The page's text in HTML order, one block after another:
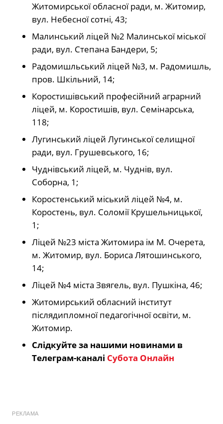
Житомирської обласної ради, м. Житомир,
вул. Небесної сотні, 43;
Малинський ліцей №2 Малинської міської
ради, вул. Степана Бандери, 5;
Радомишльський ліцей №3, м. Радомишль,
пров. Шкільний, 14;
Коростишівський професійний аграрний
ліцей, м. Коростишів, вул. Семінарська,
118;
Лугинський ліцей Лугинської селищної
ради, вул. Грушевського, 16;
Чуднівський ліцей, м. Чуднів, вул.
Соборна, 1;
Коростенський міський ліцей №4, м.
Коростень, вул. Соломії Крушельницької,
1;
Ліцей №23 міста Житомира ім М. Очерета,
м. Житомир, вул. Бориса Лятошинського,
14;
Ліцей №4 міста Звягель, вул. Пушкіна, 46;
Житомирський обласний інститут
післядипломної педагогічної освіти, м.
Житомир.
Слідкуйте за нашими новинами в
Телеграм-каналі Субота Онлайн
РЕКЛАМА